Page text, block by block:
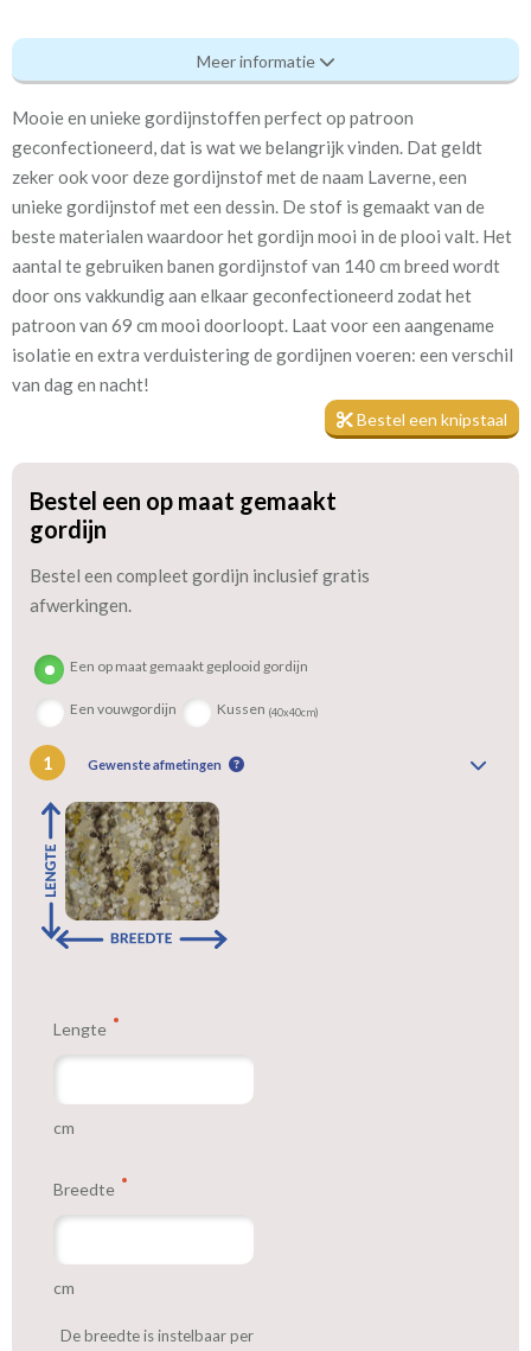
Fry_ [5] Laverne ochre
Eigenschappen gordijnstof
Artikelnummer Fry_ [5] Laverne ochre
Patroon: 69 cm
Stofbreedte: 140 cm
Meestal eerder, maar houd
rekening met
circa 4 weken
eerst een knipstaaltje.
Zo weet u precies met welke kleur en kwaliteit uw gordijnen
worden gemaakt.
voeren: een verschil van dag en nacht!
Meer informatie
Mooie en unieke gordijnstoffen perfect op patroon
geconfectioneerd, dat is wat we belangrijk vinden. Dat geldt
zeker ook voor deze gordijnstof met de naam Laverne, een
unieke gordijnstof met een dessin. De stof is gemaakt van de
beste materialen waardoor het gordijn mooi in de plooi valt. Het
aantal te gebruiken banen gordijnstof van 140 cm breed wordt
door ons vakkundig aan elkaar geconfectioneerd zodat het
patroon van 69 cm mooi doorloopt. Laat voor een aangename
isolatie en extra verduistering de gordijnen voeren: een verschil
van dag en nacht!
Bestel een knipstaal
Bestel een op maat gemaakt
gordijn
Bestel een compleet gordijn inclusief gratis
afwerkingen.
Een op maat gemaakt geplooid gordijn
Een vouwgordijn Kussen (40x40cm)
1 Gewenste afmetingen
Lengte
cm
Breedte
cm
De breedte is instelbaar per